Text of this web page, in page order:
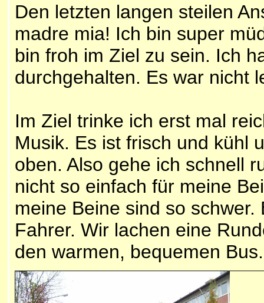
Den letzten langen steilen
madre mia! Ich bin super
bin froh im Ziel zu sein. Ich
durchgehalten. Es war nicht
Im Ziel trinke ich erst mal
Musik. Es ist frisch und kühl
oben. Also gehe ich schnell
nicht so einfach für meine
meine Beine sind so
Fahrer. Wir lachen eine
den warmen, bequemen